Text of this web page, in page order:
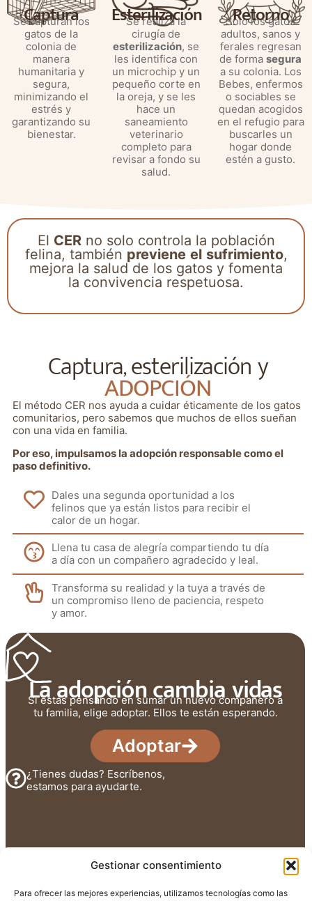
Gestionar consentimiento
Para ofrecer las mejores experiencias, utilizamos tecnologías como las
Captura
Se capturan los
gatos de la
colonia de
manera
humanitaria y
segura,
minimizando el
estrés y
garantizando su
bienestar.
Esterilización
Se realiza la
cirugía de
esterilización, se
les identifica con
un microchip y un
pequeño corte en
la oreja, y se les
hace un
saneamiento
veterinario
completo para
revisar a fondo su
salud.
Retorno
Solo los gatos
adultos, sanos y
ferales regresan
de formasegura
a su colonia. Los
Bebes, enfermos
o sociables se
quedan acogidos
en el refugio para
buscarles un
hogar donde
estén a gusto.
El CERno solo controla la población
felina, también previene el sufrimiento,
mejora la salud de los gatos y fomenta
la convivencia respetuosa.
Captura, esterilización y
ADOPCIÓN
El método CER nos ayuda a cuidar éticamente de los gatos
comunitarios, pero sabemos que muchos de ellos sueñan
con una vida en familia.
Por eso, impulsamos la adopción responsable como el
paso definitivo.
Dales una segunda oportunidad a los
felinos que ya están listos para recibir el
calor de un hogar.
Llena tu casa de alegría compartiendo tu día
a día con un compañero agradecido y leal.
Transforma su realidad y la tuya a través de
un compromiso lleno de paciencia, respeto
y amor.
La adopción cambia vidas
Si estás pensando en sumar un nuevo compañero a
tu familia, elige adoptar. Ellos te están esperando.
Adoptar
¿Tienes dudas? Escríbenos,
estamos para ayudarte.